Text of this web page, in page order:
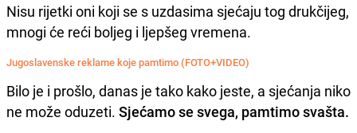
Nisu rijetki oni koji se s uzdasima sjećaju tog drukčijeg,
mnogi će reći boljeg i ljepšeg vremena.
Jugoslavenske reklame koje pamtimo (FOTO+VIDEO)
Bilo je i prošlo, danas je tako kako jeste, a sjećanja niko
ne može oduzeti. Sjećamo se svega, pamtimo svašta.